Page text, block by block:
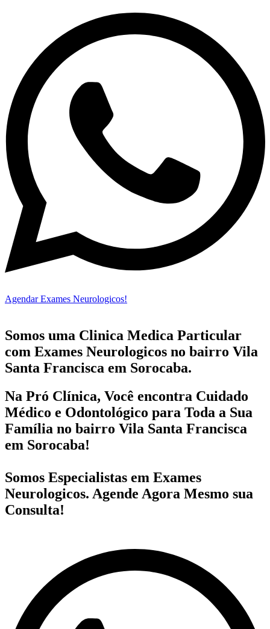
Agendar Exames Neurologicos!
Somos uma Clinica Medica Particular
com Exames Neurologicos no bairro Vila
Santa Francisca em Sorocaba.
Na Pró Clínica, Você encontra Cuidado
Médico e Odontológico para Toda a Sua
Família no bairro Vila Santa Francisca
em Sorocaba!
Somos Especialistas em Exames
Neurologicos. Agende Agora Mesmo sua
Consulta!